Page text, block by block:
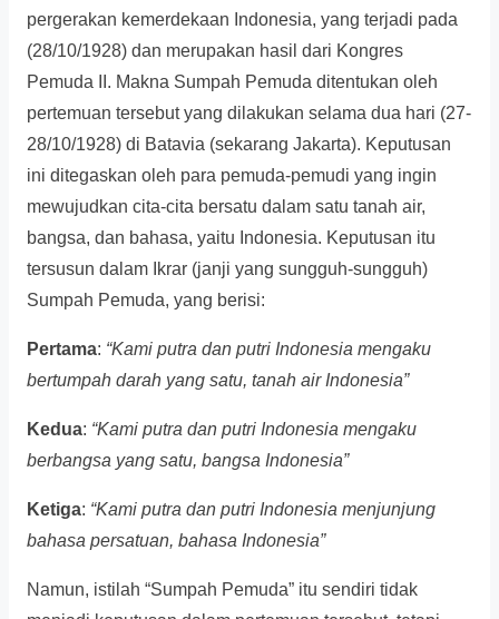
pergerakan kemerdekaan Indonesia, yang terjadi pada
(28/10/1928) dan merupakan hasil dari Kongres
Pemuda II. Makna Sumpah Pemuda ditentukan oleh
pertemuan tersebut yang dilakukan selama dua hari (27-
28/10/1928) di Batavia (sekarang Jakarta). Keputusan
ini ditegaskan oleh para pemuda-pemudi yang ingin
mewujudkan cita-cita bersatu dalam satu tanah air,
bangsa, dan bahasa, yaitu Indonesia. Keputusan itu
tersusun dalam Ikrar (janji yang sungguh-sungguh)
Sumpah Pemuda, yang berisi:
Pertama: “Kami putra dan putri Indonesia mengaku
bertumpah darah yang satu, tanah air Indonesia”
Kedua: “Kami putra dan putri Indonesia mengaku
berbangsa yang satu, bangsa Indonesia”
Ketiga: “Kami putra dan putri Indonesia menjunjung
bahasa persatuan, bahasa Indonesia”
Namun, istilah “Sumpah Pemuda” itu sendiri tidak